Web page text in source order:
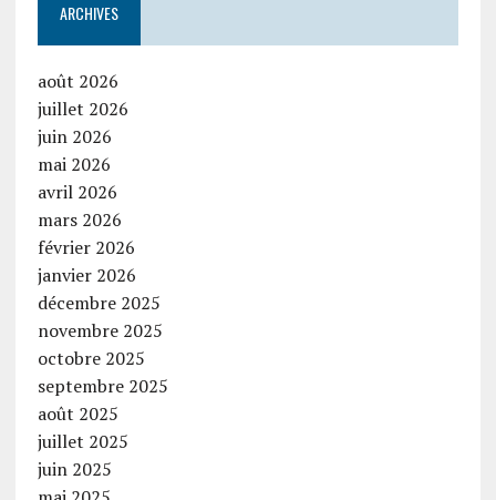
ARCHIVES
août 2026
juillet 2026
juin 2026
mai 2026
avril 2026
mars 2026
février 2026
janvier 2026
décembre 2025
novembre 2025
octobre 2025
septembre 2025
août 2025
juillet 2025
juin 2025